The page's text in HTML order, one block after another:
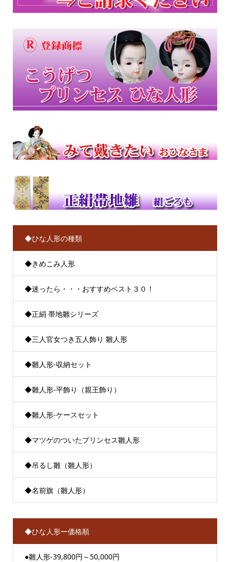
◆ひな人形の種類
◆きめこみ人形
◆迷ったら・・・おすすめベスト３０！
◆正絹 帯地雛シリーズ
◆三人官女つき五人飾り 雛人形
◆雛人形-収納セット
◆雛人形-平飾り（親王飾り）
◆雛人形-ケースセット
◆マツゲのついたプリンセス雛人形
◆吊るし雛（雛人形）
◆名前旗（雛人形）
◆ひな人形ー価格順
●雛人形-39,800円～50,000円